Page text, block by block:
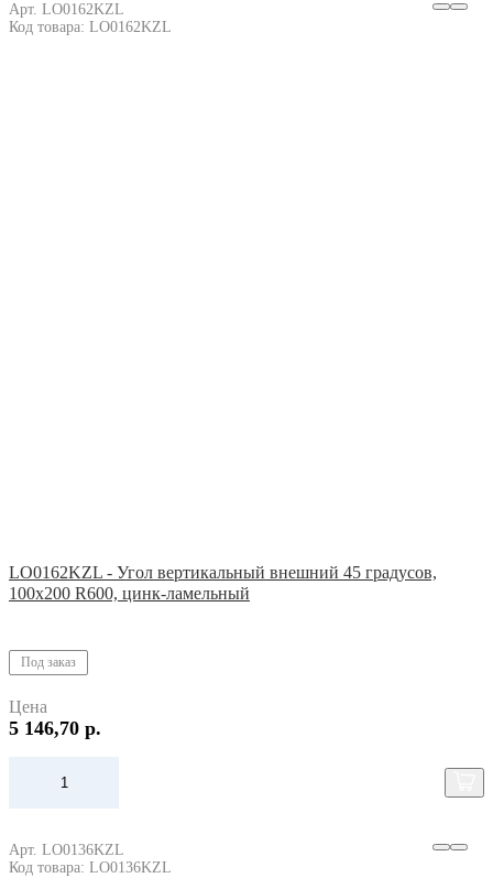
Арт. LO0162KZL
Код товара: LO0162KZL
LO0162KZL - Угол вертикальный внешний 45 градусов,
100х200 R600, цинк-ламельный
Под заказ
Цена
5 146,70 р.
Арт. LO0136KZL
Код товара: LO0136KZL